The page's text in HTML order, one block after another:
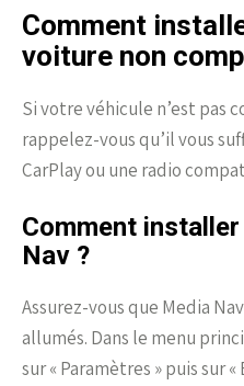
Comment
voiture non
Si votre véhicule n’est pas
rappelez-vous qu’il vous
CarPlay ou une radio
Comment
Nav ?
Assurez-vous que Media
allumés. Dans le menu
sur « Paramètres » puis sur